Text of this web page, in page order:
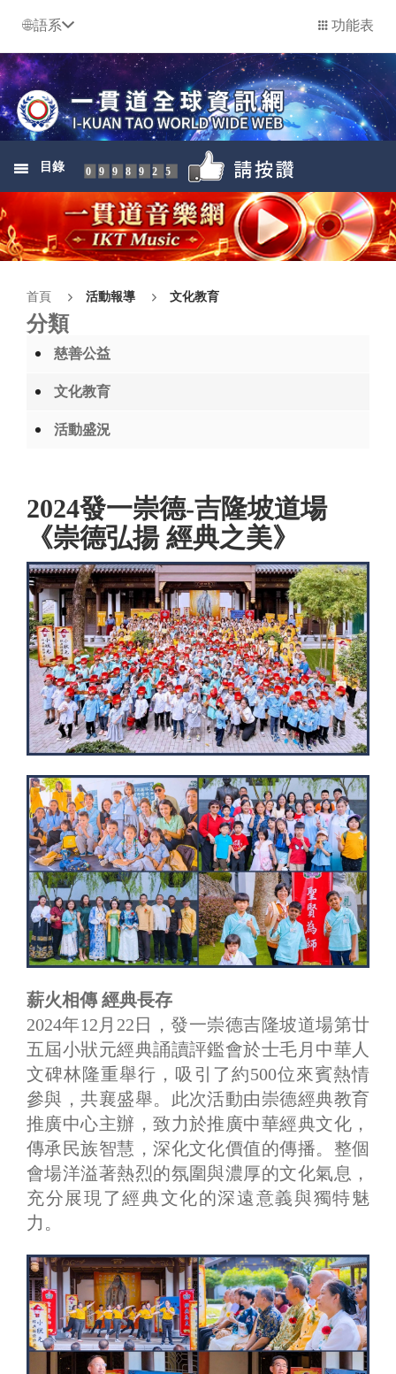
語系 功能表
目錄 0998925
首頁 活動報導 文化教育
分類
慈善公益
文化教育
活動盛況
2024發一崇德-吉隆坡道場
《崇德弘揚 經典之美》
薪火相傳 經典長存
2024年12月22日，發一崇德吉隆坡道場第廿
五屆小狀元經典誦讀評鑑會於士毛月中華人
文碑林隆重舉行，吸引了約500位來賓熱情
參與，共襄盛舉。此次活動由崇德經典教育
推廣中心主辦，致力於推廣中華經典文化，
傳承民族智慧，深化文化價值的傳播。整個
會場洋溢著熱烈的氛圍與濃厚的文化氣息，
充分展現了經典文化的深遠意義與獨特魅
力。